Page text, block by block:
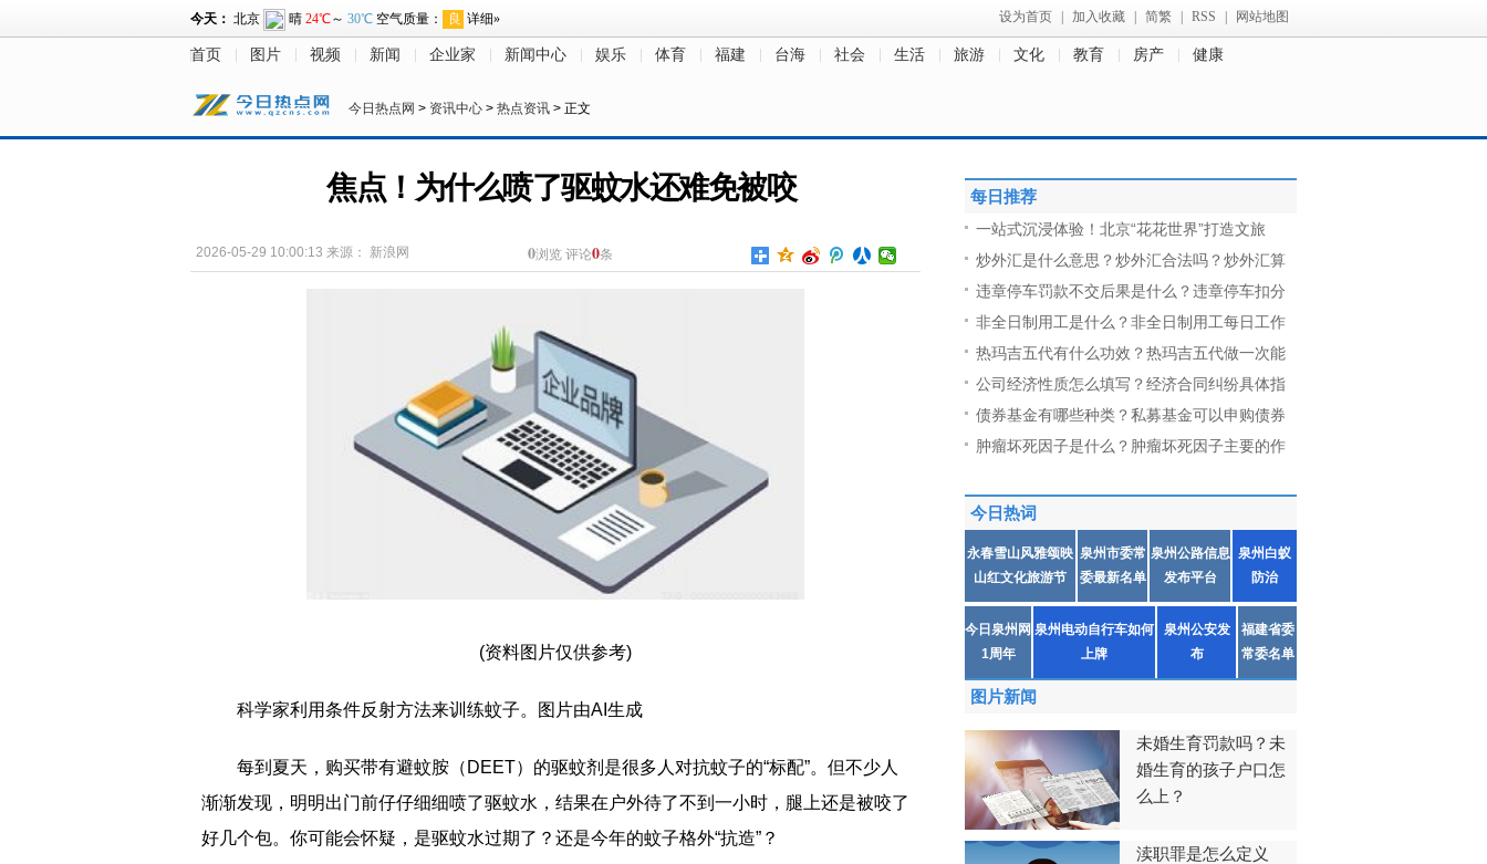
设为首页 加入收藏 简繁 RSS 网站地图
首页 图片 视频 新闻 企业家 新闻中心 娱乐 体育 福建 台海 社会 生活 旅游 文化 教育 房产 健康
今日热点网 > 资讯中心 > 热点资讯 > 正文
焦点！为什么喷了驱蚊水还难免被咬
2026-05-29 10:00:13 来源： 新浪网 0浏览 评论0条
(资料图片仅供参考)
科学家利用条件反射方法来训练蚊子。图片由AI生成
每到夏天，购买带有避蚊胺（DEET）的驱蚊剂是很多人对抗蚊子的“标配”。但不少人
渐渐发现，明明出门前仔仔细细喷了驱蚊水，结果在户外待了不到一小时，腿上还是被咬了
好几个包。你可能会怀疑，是驱蚊水过期了？还是今年的蚊子格外“抗造”？
每日推荐
一站式沉浸体验！北京“花花世界”打造文旅
炒外汇是什么意思？炒外汇合法吗？炒外汇算
违章停车罚款不交后果是什么？违章停车扣分
非全日制用工是什么？非全日制用工每日工作
热玛吉五代有什么功效？热玛吉五代做一次能
公司经济性质怎么填写？经济合同纠纷具体指
债券基金有哪些种类？私募基金可以申购债券
肿瘤坏死因子是什么？肿瘤坏死因子主要的作
今日热词
永春雪山风雅颂映
山红文化旅游节
泉州市委常
委最新名单
泉州公路信息
发布平台
泉州白蚁
防治
今日泉州网
1周年
泉州电动自行车如何
上牌
泉州公安发
布
福建省委
常委名单
图片新闻
未婚生育罚款吗？未
婚生育的孩子户口怎
么上？
渎职罪是怎么定义